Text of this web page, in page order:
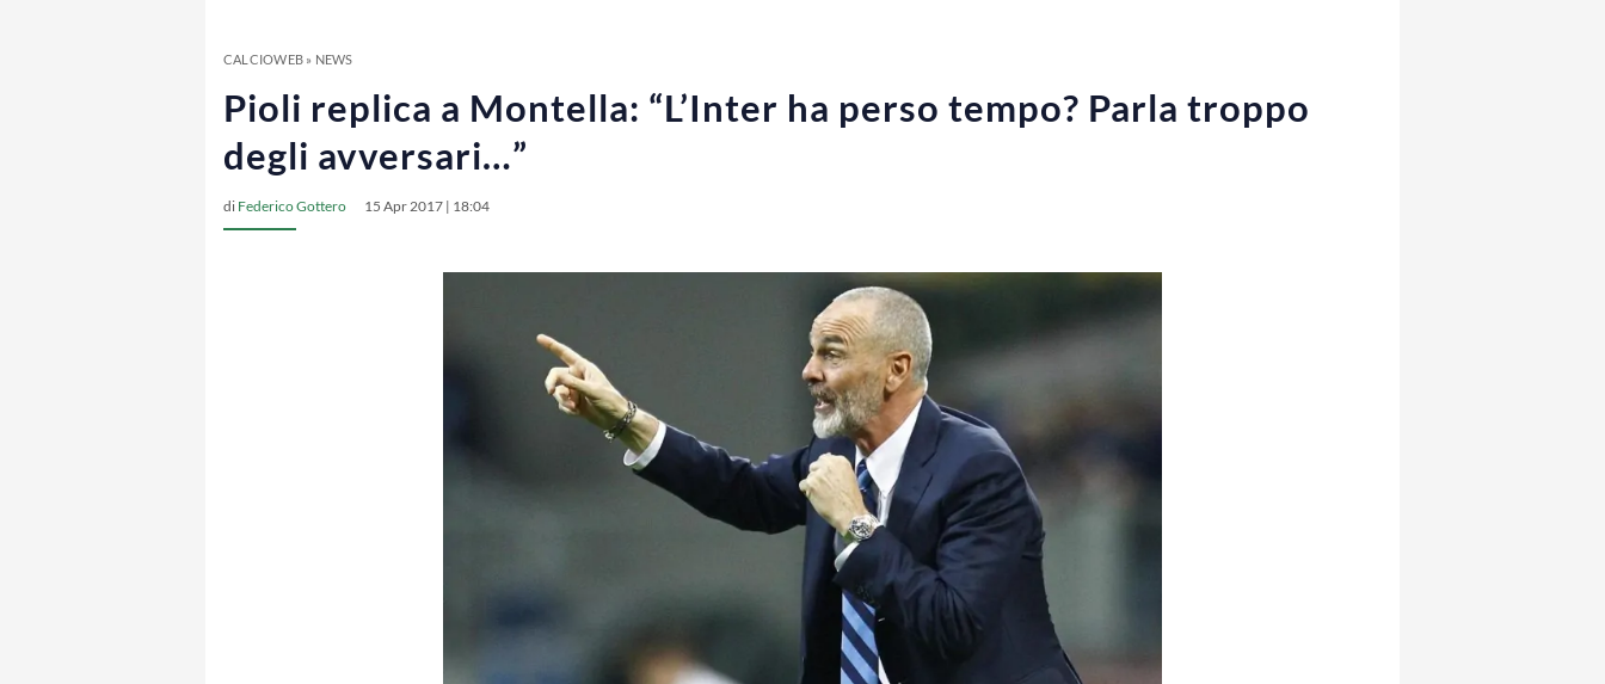
CALCIOWEB» NEWS
Pioli replica a Montella: “L’Inter ha perso tempo? Parla troppo
degli avversari…”
di Federico Gottero 15 Apr 2017 | 18:04